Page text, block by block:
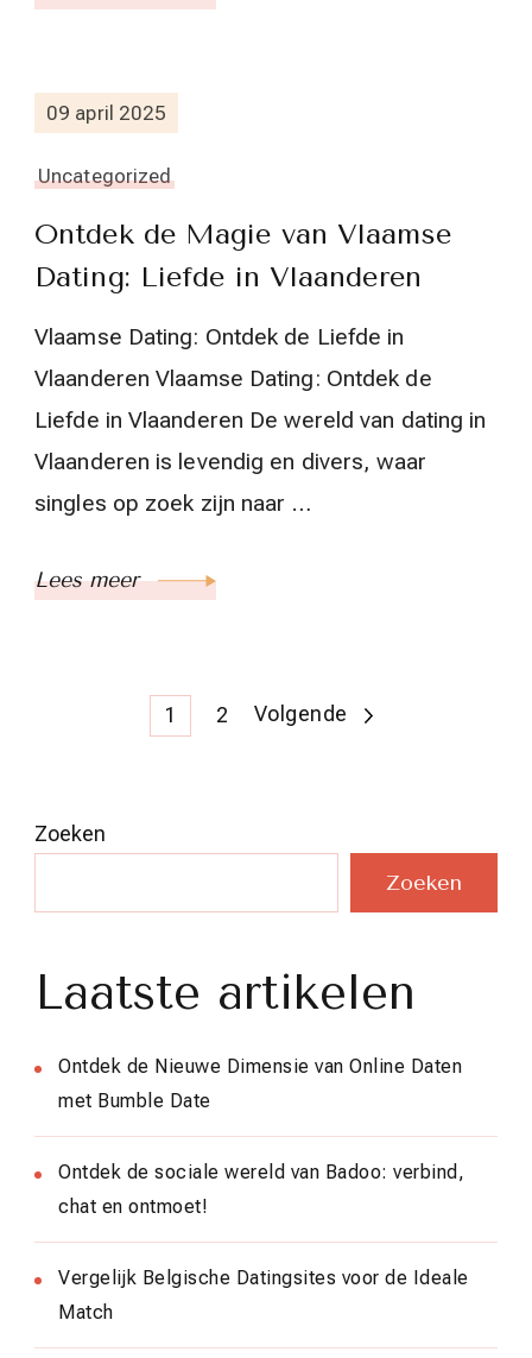
09 april 2025
Uncategorized
Ontdek de Magie van Vlaamse
Dating: Liefde in Vlaanderen
Vlaamse Dating: Ontdek de Liefde in
Vlaanderen Vlaamse Dating: Ontdek de
Liefde in Vlaanderen De wereld van dating in
Vlaanderen is levendig en divers, waar
singles op zoek zijn naar …
Lees meer
Berichten
Pagina
1 Pagina
2 Volgende
Zoeken
Zoeken
Laatste artikelen
Ontdek de Nieuwe Dimensie van Online Daten
met Bumble Date
Ontdek de sociale wereld van Badoo: verbind,
chat en ontmoet!
Vergelijk Belgische Datingsites voor de Ideale
Match